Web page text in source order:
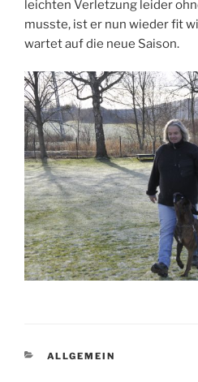
leichten Verletzung leider
musste, ist er nun wieder fit
wartet auf die neue Saison.
KATEGORIEN
ALLGEMEIN